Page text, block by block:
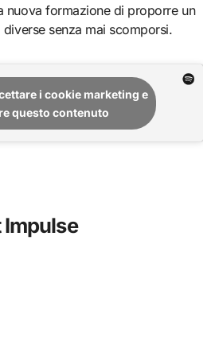
nuova formazione di proporre un
senza mai scomporsi.
i cookie marketing e
questo contenuto